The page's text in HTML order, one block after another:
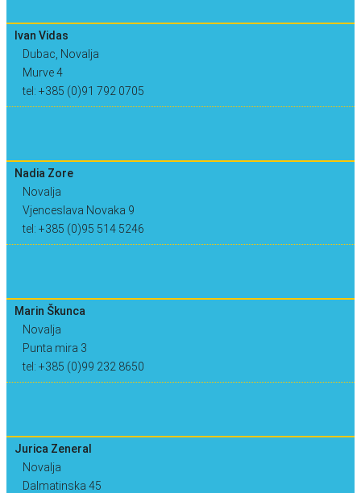
Ivan Vidas
Dubac, Novalja
Murve 4
tel: +385 (0)91 792 0705
Nadia Zore
Novalja
Vjenceslava Novaka 9
tel: +385 (0)95 514 5246
Marin Škunca
Novalja
Punta mira 3
tel: +385 (0)99 232 8650
Jurica Zeneral
Novalja
Dalmatinska 45